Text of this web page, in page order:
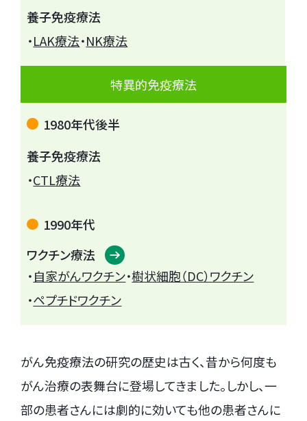
養子免疫療法
・LAK療法・NK療法
特異的免疫療法
1980年代後半
養子免疫療法
・CTL療法
1990年代
ワクチン療法
・自家がんワクチン・樹状細胞（DC）ワクチン
・ペプチドワクチン
がん免疫療法の研究の歴史は古く、昔から何度も
がん治療の表舞台に登場してきました。しかし、一
部の患者さんには劇的に効いても他の患者さんに